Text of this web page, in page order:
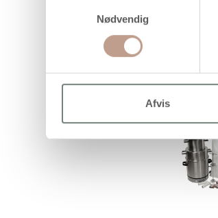
Nødvendig
Afvis